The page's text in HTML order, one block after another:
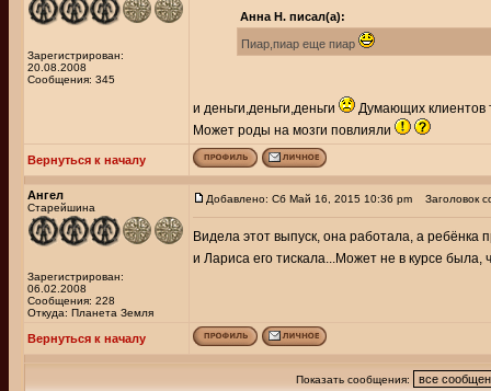
Зарегистрирован:
20.08.2008
Сообщения: 345
Анна Н. писал(а):
Пиар,пиар еще пиар
и деньги,деньги,деньги
Думающих клиентов
Может роды на мозги повлияли
Вернуться к началу
Ангел
Старейшина
Зарегистрирован:
06.02.2008
Сообщения: 228
Откуда: Планета Земля
Добавлено: Сб Май 16, 2015 10:36 pm Заголовок
Видела этот выпуск, она работала, а ребёнка
и Лариса его тискала...Может не в курсе была,
Вернуться к началу
Показать сообщения: